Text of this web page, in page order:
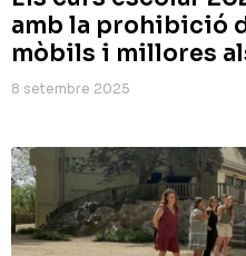
amb la prohibició
mòbils i millores
8 setembre 2025